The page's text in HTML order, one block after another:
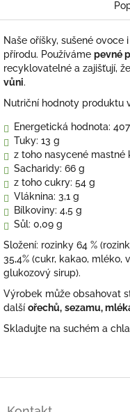
Naše oříšky, sušené
přírodu. Používáme pevné
recyklovatelné a zajišťují,
vůni.
Nutriční hodnoty produktu
Energetická hodnota:
Tuky: 13 g
z toho nasycené mastné
Sacharidy: 66 g
z toho cukry: 54 g
Vláknina: 3,1 g
Bílkoviny: 4,5 g
Sůl: 0,09 g
Složení: rozinky 64 %
35,4% (cukr, kakao,
glukozový sirup).
Výrobek může obsahovat
další ořechů, sezamu,
Skladujte na suchém a